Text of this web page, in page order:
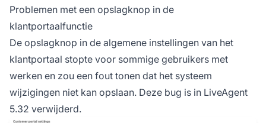
Problemen met een opslagknop in de
klantportaalfunctie
De opslagknop in de algemene instellingen van het
klantportaal stopte voor sommige gebruikers met
werken en zou een fout tonen dat het systeem
wijzigingen niet kan opslaan. Deze bug is in LiveAgent
5.32 verwijderd.